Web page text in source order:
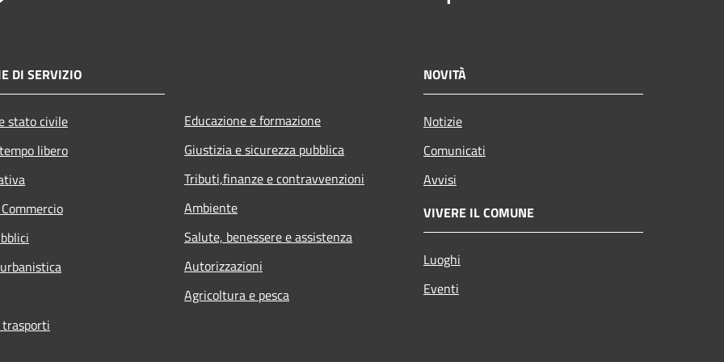
DI SERVIZIO
stato civile
libero
Educazione e formazione
Giustizia e sicurezza pubblica
Tributi,finanze e contravvenzioni
Ambiente
Salute, benessere e assistenza
Autorizzazioni
Agricoltura e pesca
NOVITÀ
Notizie
Comunicati
Avvisi
VIVERE IL COMUNE
Luoghi
Eventi